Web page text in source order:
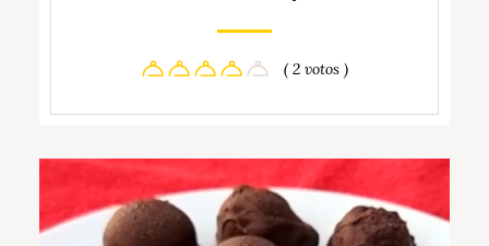
( 2 votos )